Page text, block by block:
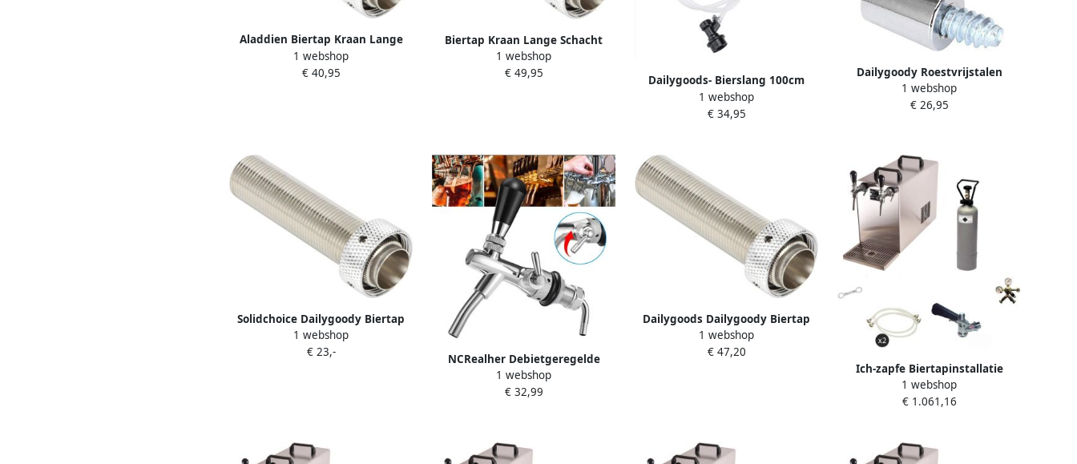
Aladdien Biertap Kraan Lange
Schacht Ideaal voor
Thuisbrouwers Rood Verstelbare
1 webshop
€ 40,95
Biertap Kraan Lange Schacht
Ideaal voor Thuisbrouwers Rood
Verstelbare Biertap Perfect voor
1 webshop
€ 49,95
Dailygoods- Bierslang 100cm
Drankdispenser Biertap
Limonadetap Lichtgewicht
1 webshop
€ 34,95
Dailygoody Roestvrijstalen
Biertap Handvat Set Thuis
Brouwen Accessoires Zilver Bier
1 webshop
€ 26,95
Solidchoice Dailygoody Biertap
Kraan Lange Schacht Ideaal voor
Thuisbrouwers Rood Verstelbare
1 webshop
€ 23,-
NCRealher Debietgeregelde
Biertap Verstelbare Biertap
Tapbier G5 8 Schroefdraad
1 webshop
€ 32,99
Dailygoods Dailygoody Biertap
Kraan Lange Schacht Ideaal voor
Thuisbrouwers Rood Verstelbare
1 webshop
€ 47,20
Ich-zapfe Biertapinstallatie
STREAM 50 Compleetset 2-lijns
droge koeler tot 55 l uur voor A-
1 webshop
€ 1.061,16